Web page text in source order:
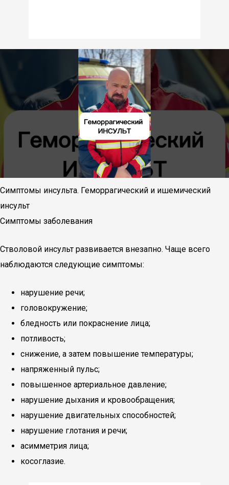
Симптомы инсульта. Геморрагический и ишемический
инсульт
Симптомы заболевания
Стволовой инсульт развивается внезапно. Чаще всего
наблюдаются следующие симптомы:
нарушение речи;
головокружение;
бледность или покраснение лица;
потливость;
снижение, а затем повышение температуры;
напряженный пульс;
повышенное артериальное давление;
нарушение дыхания и кровообращения;
нарушение двигательных способностей;
нарушение глотания и речи;
асимметрия лица;
косоглазие.